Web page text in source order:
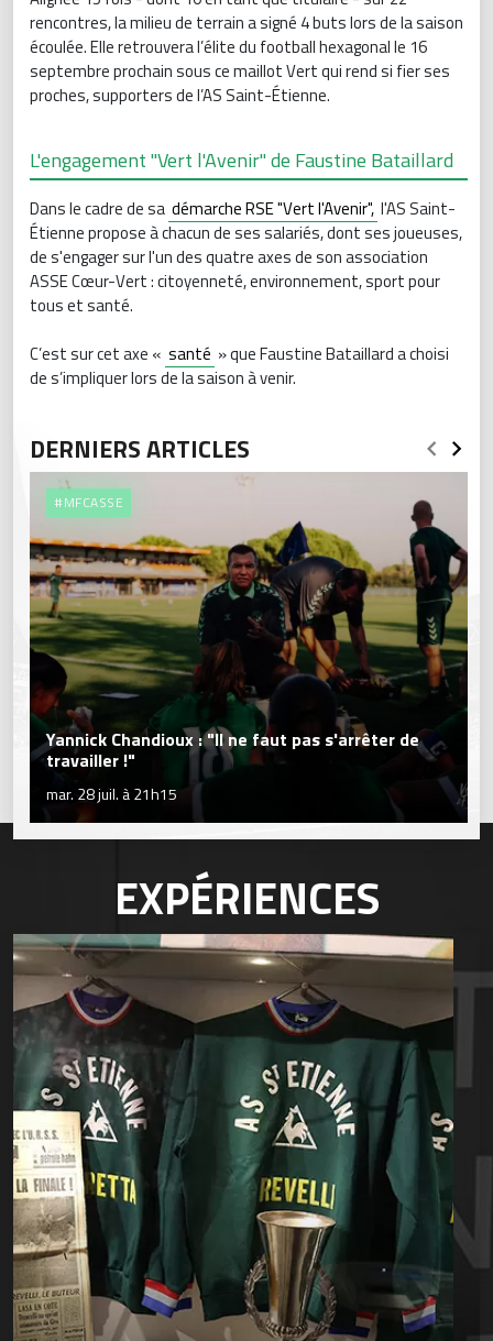
rencontres, la milieu de terrain a signé 4 buts lors de la saison
écoulée. Elle retrouvera l’élite du football hexagonal le 16
septembre prochain sous ce maillot Vert qui rend si fier ses
proches, supporters de l’AS Saint-Étienne.
L'engagement "Vert l'Avenir" de Faustine Bataillard
Dans le cadre de sa démarche RSE "Vert l'Avenir", l'AS Saint-
Étienne propose à chacun de ses salariés, dont ses joueuses,
de s'engager sur l'un des quatre axes de son association
ASSE Cœur-Vert : citoyenneté, environnement, sport pour
tous et santé.
C’est sur cet axe « santé » que Faustine Bataillard a choisi
de s’impliquer lors de la saison à venir.
DERNIERS ARTICLES
#MFCASSE
Yannick Chandioux : "Il ne faut pas s'arrêter de
travailler !"
mar. 28 juil. à 21h15
EXPÉRIENCES